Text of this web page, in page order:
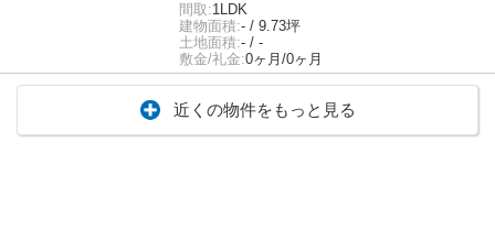
間取:1LDK
建物面積:- / 9.73坪
土地面積:- / -
敷金/礼金:0ヶ月/0ヶ月
近くの物件をもっと見る